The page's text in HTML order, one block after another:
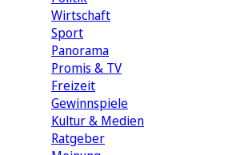
Wirtschaft
Sport
Panorama
Promis & TV
Freizeit
Gewinnspiele
Kultur & Medien
Ratgeber